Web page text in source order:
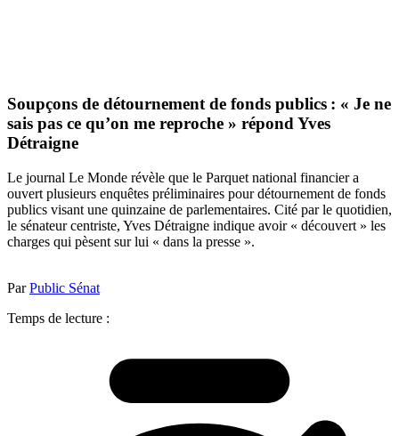
Soupçons de détournement de fonds publics : « Je ne
sais pas ce qu’on me reproche » répond Yves
Détraigne
Le journal Le Monde révèle que le Parquet national financier a
ouvert plusieurs enquêtes préliminaires pour détournement de fonds
publics visant une quinzaine de parlementaires. Cité par le quotidien,
le sénateur centriste, Yves Détraigne indique avoir « découvert » les
charges qui pèsent sur lui « dans la presse ».
ParPublic Sénat
Temps de lecture :